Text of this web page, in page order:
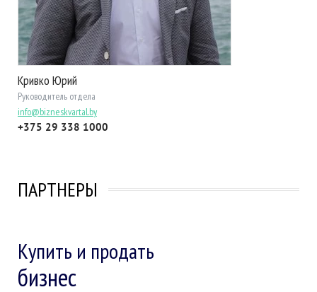
Кривко Юрий
Руководитель отдела
info@bizneskvartal.by
+375 29 338 1000
ПАРТНЕРЫ
Купить и продать
бизнес